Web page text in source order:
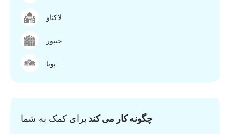
لاکناو
جیپور
پونا
چگونه کار می کند برای کمک به شما